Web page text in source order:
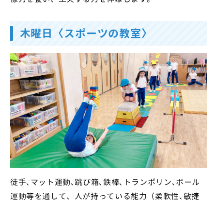
木曜日〈スポーツの教室〉
徒手､マット運動､跳び箱､鉄棒､トランポリン､ボール
運動等を通して、人が持っている能力（柔軟性､敏捷